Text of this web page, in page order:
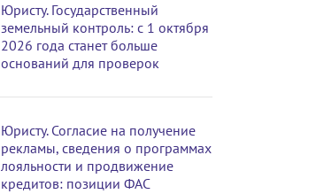
Юристу. Государственный
земельный контроль: с 1 октября
2026 года станет больше
оснований для проверок
Юристу. Согласие на получение
рекламы, сведения о программах
лояльности и продвижение
кредитов: позиции ФАС